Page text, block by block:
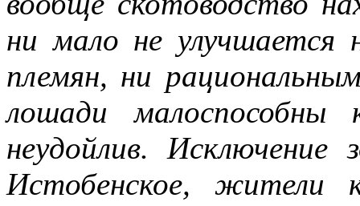
ни мало не улучшается
племян, ни
лошади
неудойлив. Исключение
Истобенское, жители